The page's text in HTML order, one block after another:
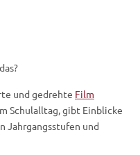
und gedrehte Film
Schulalltag, gibt Einblicke
Jahrgangsstufen und